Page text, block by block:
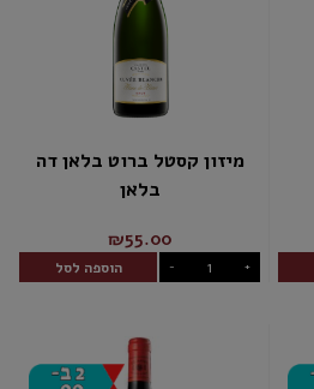
מיזון קסטל ברוט בלאן דה
בלאן
₪55.00
- + הוספה לסל